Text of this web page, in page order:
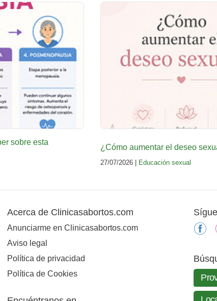
sobre esta
¿Cómo aumentar el deseo
27/07/2026 | Educación sexual
Acerca de Clinicasabortos.com
Anunciarme en Clinicasabortos.com
Aviso legal
Política de privacidad
Política de Cookies